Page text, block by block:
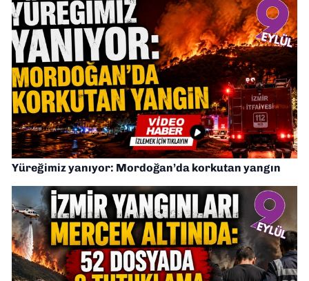
Yüreğimiz yanıyor: Mordoğan’da korkutan yangın